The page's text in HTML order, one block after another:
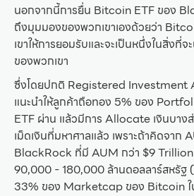
นอกจากนี้การยื่น Bitcoin ETF ของ
ถึงมุมมองของพวกเขาเองด้วยว่า
เขาให้การยอมรับและจะเป็นหนึ่งในสิ่งที่
ของพวกเขา
ซึ่งโดยปกติ Registered Investment
แนะนำให้ลูกค้าถือทอง 5% ของ
ETF ผ่าน แล้วมีการ Allocate เงินบาง
เม็ดเงินที่มหาศาลแล้ว เพราะถ้าคิดจาก
BlackRock ที่มี AUM กว่า $9 Trillion
90,000 - 180,000 ล้านดอลลาร์สหรัฐ
33% ของ Marketcap ของ Bitcoin